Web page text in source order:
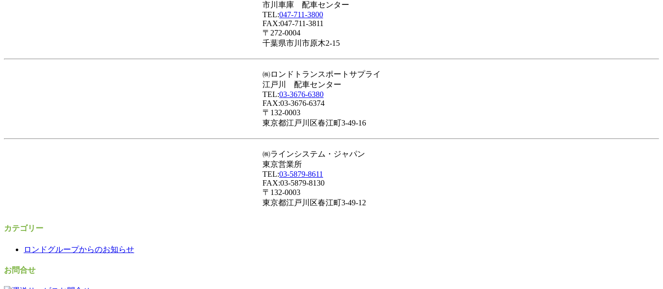
市川車庫 配車センター
TEL:047-711-3800
FAX:047-711-3811
〒272-0004
千葉県市川市原木2-15
㈱ロンドトランスポートサプライ
江戸川 配車センター
TEL:03-3676-6380
FAX:03-3676-6374
〒132-0003
東京都江戸川区春江町3-49-16
㈱ラインシステム・ジャパン
東京営業所
TEL:03-5879-8611
FAX:03-5879-8130
〒132-0003
東京都江戸川区春江町3-49-12
カテゴリー
ロンドグループからのお知らせ
お問合せ